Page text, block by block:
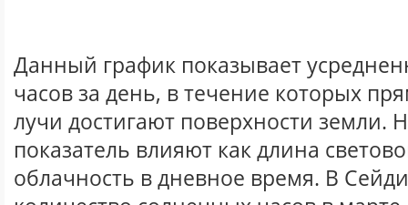
Данный график показывает
часов за день, в течение которых
лучи достигают поверхности земли.
показатель влияют как длина
облачность в дневное время. В